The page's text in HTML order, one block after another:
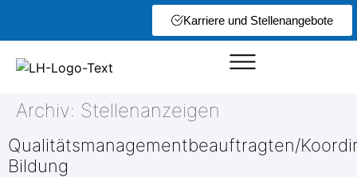
Karriere und Stellenangebote
Archiv: Stellenanzeigen
Qualitätsmanagementbeauftragten/
Bildung